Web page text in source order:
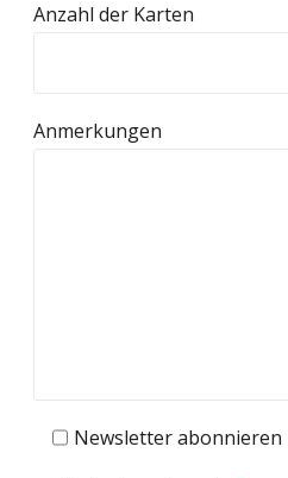
Anzahl der Karten
Anmerkungen
Newsletter abonnieren